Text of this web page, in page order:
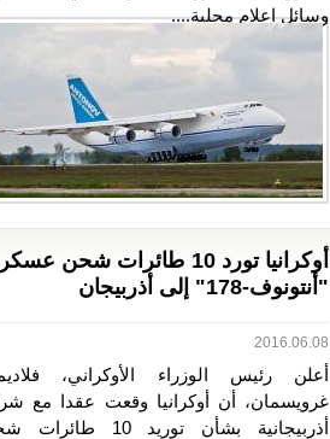
وسائل اعلام محلية....
أوكرانيا تورد 10 طائرات شحن
"أنتونوف-178" إلى أذربيجان
2016.06.08
أعلن رئيس الوزراء الأوكراني،
غرويسمان، أن أوكرانيا وقعت عقدا مع
أذربيجانية بشأن توريد 10